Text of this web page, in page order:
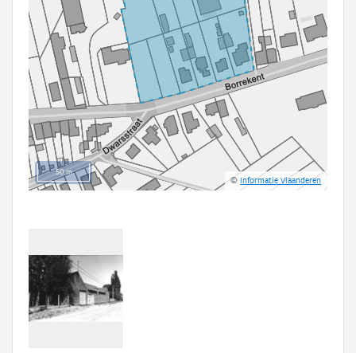
50 m
©Informatie Vlaanderen